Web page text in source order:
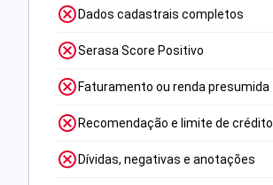
Dados cadastrais completos
Serasa Score Positivo
Faturamento ou renda presumida
Recomendação e limite de crédito
Dívidas, negativas e anotações